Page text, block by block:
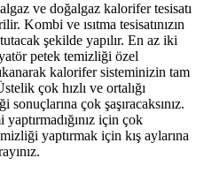
ve doğalgaz kalorifer tesisatı
Kombi ve ısıtma tesisatınızın
şekilde yapılır. En az iki
petek temizliği özel
kalorifer sisteminizin tam
çok hızlı ve ortalığı
çok şaşıracaksınız.
için çok
yaptırmak için kış aylarına